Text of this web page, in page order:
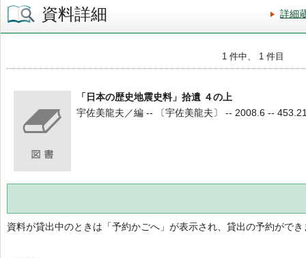
資料詳細 詳細
1 件中、 1 件目
「日本の歴史地震史料」拾遺 ４の上
宇佐美龍夫／編 -- 〔宇佐美龍夫〕 -- 2008.6 --
資料が貸出中のときは「予約かごへ」が表示され、貸出の予約ができ